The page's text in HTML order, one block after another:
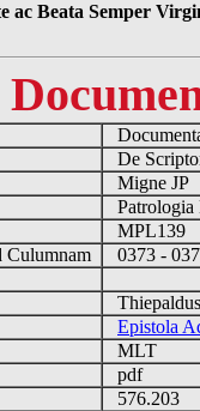
ac Beata Semper
De
Migne JP
MPL139
Culumnam
0373 -
Epistola
MLT
pdf